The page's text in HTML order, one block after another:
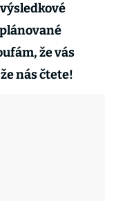
že vás
nás čtete!